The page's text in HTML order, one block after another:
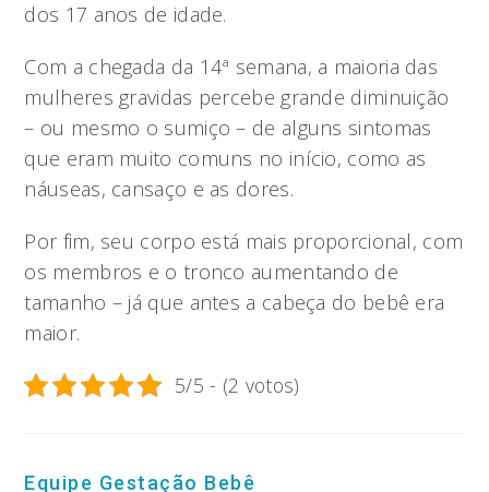
dos 17 anos de idade.
Com a chegada da 14ª semana, a maioria das
mulheres gravidas percebe grande diminuição
– ou mesmo o sumiço – de alguns sintomas
que eram muito comuns no início, como as
náuseas, cansaço e as dores.
Por fim, seu corpo está mais proporcional, com
os membros e o tronco aumentando de
tamanho – já que antes a cabeça do bebê era
maior.
5/5 - (2 votos)
Equipe Gestação Bebê